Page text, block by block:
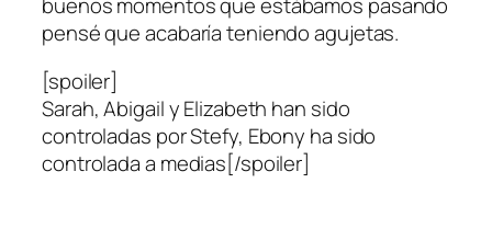
pensé que acabaría teniendo agujetas.
[spoiler]
Sarah, Abigail y Elizabeth han sido
controladas por Stefy, Ebony ha sido
controlada a medias[/spoiler]